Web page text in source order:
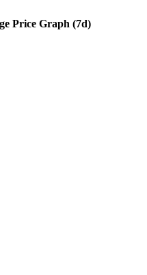
Price Graph (7d)